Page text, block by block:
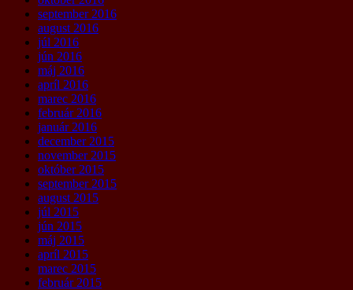
september 2016
august 2016
júl 2016
jún 2016
máj 2016
apríl 2016
marec 2016
február 2016
január 2016
december 2015
november 2015
október 2015
september 2015
august 2015
júl 2015
jún 2015
máj 2015
apríl 2015
marec 2015
február 2015